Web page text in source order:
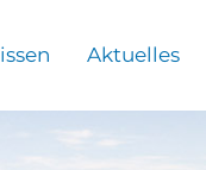
Aktuelles